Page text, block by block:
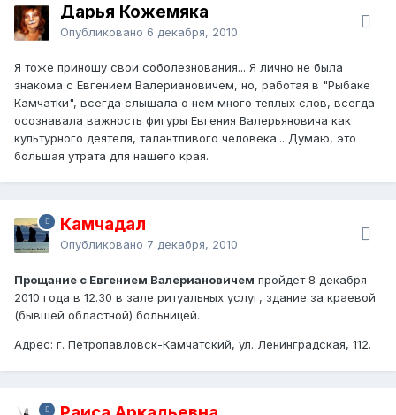
Дарья Кожемяка
Опубликовано 6 декабря, 2010
Я тоже приношу свои соболезнования... Я лично не была
знакома с Евгением Валериановичем, но, работая в "Рыбаке
Камчатки", всегда слышала о нем много теплых слов, всегда
осознавала важность фигуры Евгения Валерьяновича как
культурного деятеля, талантливого человека... Думаю, это
большая утрата для нашего края.
Камчадал
Опубликовано 7 декабря, 2010
Прощание с Евгением Валериановичем пройдет 8 декабря
2010 года в 12.30 в зале ритуальных услуг, здание за краевой
(бывшей областной) больницей.
Адрес: г. Петропавловск-Камчатский, ул. Ленинградская, 112.